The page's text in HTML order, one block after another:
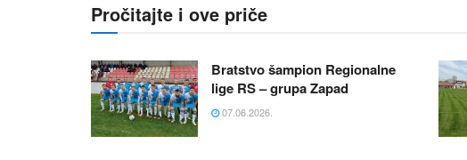
Pročitajte i ove priče
Bratstvo šampion Regionalne
lige RS – grupa Zapad
07.06.2026.